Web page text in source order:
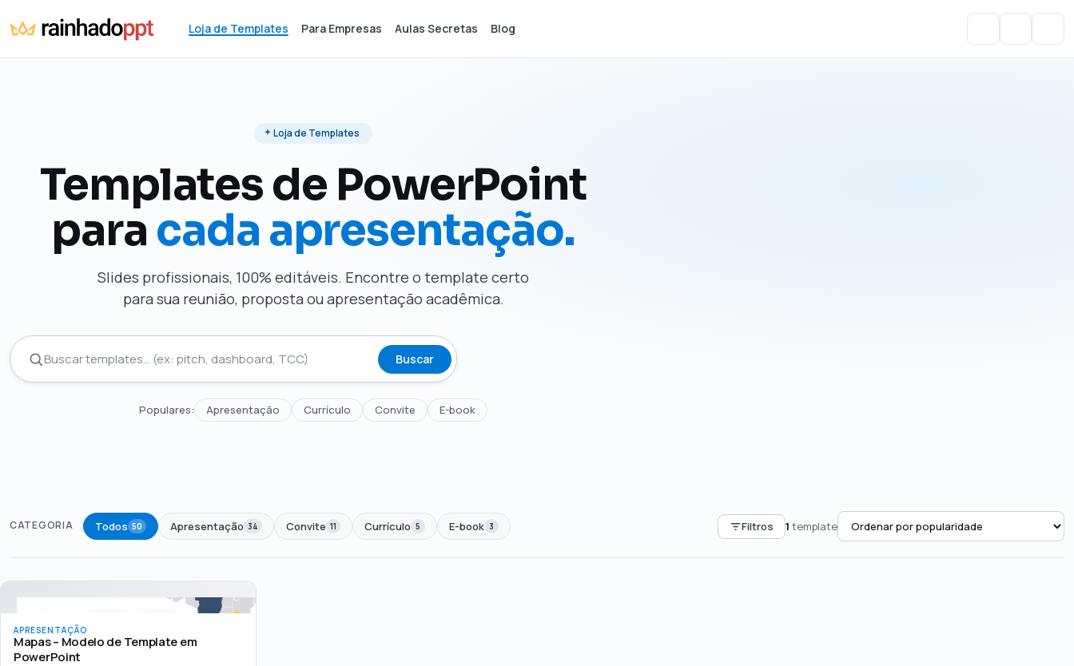
Loja de Templates Para Empresas Aulas Secretas Blog
Loja de Templates
Templates de PowerPoint
para cada apresentação.
Slides profissionais, 100% editáveis. Encontre o template certo
para sua reunião, proposta ou apresentação acadêmica.
Buscar
Populares: Apresentação Currículo Convite E-book
CATEGORIA Todos 50 Apresentação 34 Convite 11 Currículo 5 E-book 3 Filtros 1 template
R$50 – R$100
APRESENTAÇÃO
Mapas – Modelo de Template em
PowerPoint